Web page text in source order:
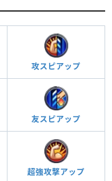
攻スピアップ
友スピアップ
超強攻撃アップ